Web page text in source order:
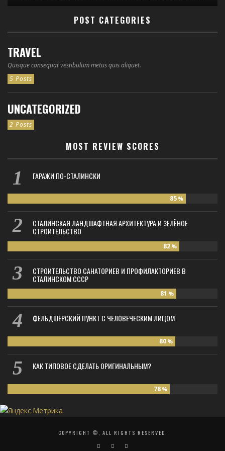
POST CATEGORIES
TRAVEL
Quisque consequat vestibulum metus quis aliquet.
5 Posts
UNCATEGORIZED
2 Posts
MOST REVIEW SCORES
ГАРАЖИ ПО-СТАЛИНСКИ
85 %
СТАЛИНСКАЯ ЛАНДШАФТНАЯ АРХИТЕКТУРА И ЗЕЛЁНОЕ
СТРОИТЕЛЬСТВО
82 %
СТРОИТЕЛЬСТВО САНАТОРИЕВ И ПРОФИЛАКТОРИЕВ В
СТАЛИНСКОМ СССР
81 %
ФЕЛЬДШЕРСКИЙ ПУНКТ С ЧЕЛОВЕЧЕСКИМ ЛИЦОМ
80 %
КАК ТИПОВОЕ СДЕЛАТЬ ОРИГИНАЛЬНЫМ?
78 %
COPYRIGHT ©, ALL RIGHTS RESERVED.